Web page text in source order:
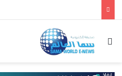
بحث عن